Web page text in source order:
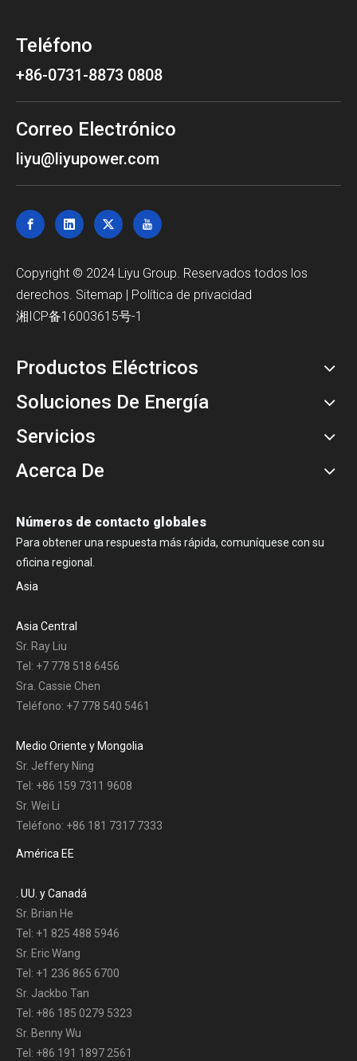
Teléfono
+86-0731-8873 0808
Correo Electrónico
liyu@liyupower.com
Copyright © 2024 Liyu Group. Reservados todos los
derechos. Sitemap | Política de privacidad
湘ICP备16003615号-1
Productos Eléctricos
Soluciones De Energía
Servicios
Acerca De
Números de contacto globales
Para obtener una respuesta más rápida, comuníquese con su
oficina regional.
Asia
Asia Central
Sr. Ray Liu
Tel: +7 778 518 6456
Sra. Cassie Chen
Teléfono: +7 778 540 5461
Medio Oriente y Mongolia
Sr. Jeffery Ning
Tel: +86 159 7311 9608
Sr. Wei Li
Teléfono: +86 181 7317 7333
América EE
. UU. y Canadá
Sr. Brian He
Tel: +1 825 488 5946
Sr. Eric Wang
Tel: +1 236 865 6700
Sr. Jackbo Tan
Tel: +86 185 0279 5323
Sr. Benny Wu
Tel: +86 191 1897 2561